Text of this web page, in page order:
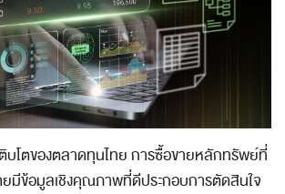
บโตของตลาดทุนไทย การซื้อขายหลักทรัพย์ที่
ยมีข้อมูลเชิงคุณภาพที่ดีประกอบการตัดสินใจ